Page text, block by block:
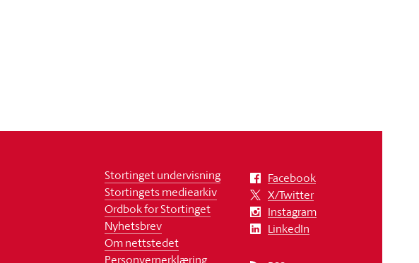
Stortinget undervisning
Stortingets mediearkiv
Ordbok for Stortinget
Nyhetsbrev
Om nettstedet
Personvernerklæring
Facebook
X/Twitter
Instagram
LinkedIn